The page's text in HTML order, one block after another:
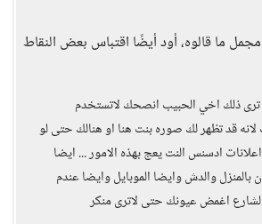
ما قالوه، أود أيضًا اقتباس بعض النقاط
ترى ذلك اخي الحبيب انصحك لاتستخدم
لانه قد تظهر لك صوره بنت هنا او هنالك حتى لو
ادسنس النت يعج بهذه الامور ... ايضا
بالمنزل والدش وايضا الموبايل وايضا عندم
اغمض عيونك حتى لاترى منكر